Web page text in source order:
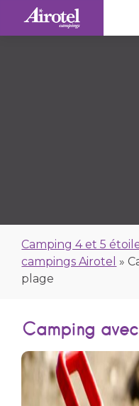
Camping 4 et 5
campings Airotel »
plage
Camping